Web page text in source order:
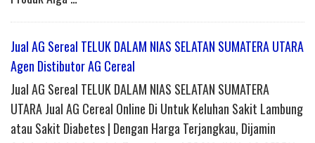
Jual AG Sereal TELUK DALAM NIAS SELATAN SUMATERA UTARA
Agen Distibutor AG Cereal
Jual AG Sereal TELUK DALAM NIAS SELATAN SUMATERA
UTARA Jual AG Cereal Online Di Untuk Keluhan Sakit Lambung
atau Sakit Diabetes | Dengan Harga Terjangkau, Dijamin